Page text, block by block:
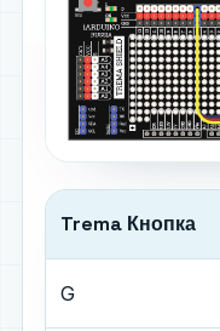
Trema Кнопка
G